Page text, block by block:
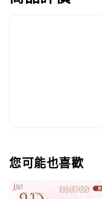
您可能也喜歡